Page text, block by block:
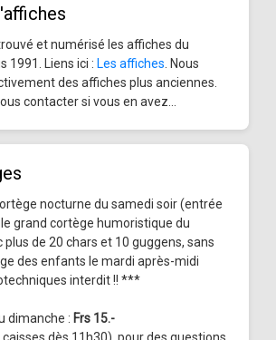
et numérisé les affiches du
1991. Liens ici : Les affiches . Nous
des affiches plus anciennes.
contacter si vous en avez...
nocturne du samedi soir (entrée
le grand cortège humoristique du
de 20 chars et 10 guggens, sans
des enfants le mardi après-midi
interdit !! ***
dimanche : Frs 15.-